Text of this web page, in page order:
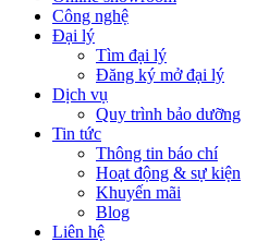
Công nghệ
Đại lý
Tìm đại lý
Đăng ký mở đại lý
Dịch vụ
Quy trình bảo dưỡng
Tin tức
Thông tin báo chí
Hoạt động & sự kiện
Khuyến mãi
Blog
Liên hệ